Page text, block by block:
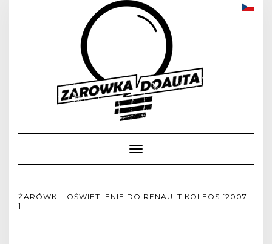
Toggle
Navigation
ŻARÓWKI I OŚWIETLENIE DO RENAULT KOLEOS [2007 –
]